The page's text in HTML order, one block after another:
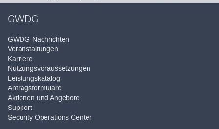
GWDG
GWDG-Nachrichten
Veranstaltungen
Karriere
Nutzungsvoraussetzungen
Leistungskatalog
Antragsformulare
Aktionen und Angebote
Support
Security Operations Center